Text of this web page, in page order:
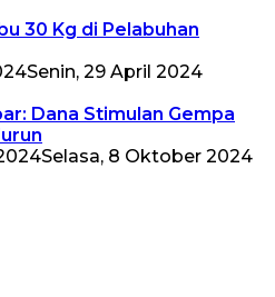
30 Kg di Pelabuhan
Senin, 29 April 2024
Dana Stimulan Gempa
Selasa, 8 Oktober 2024